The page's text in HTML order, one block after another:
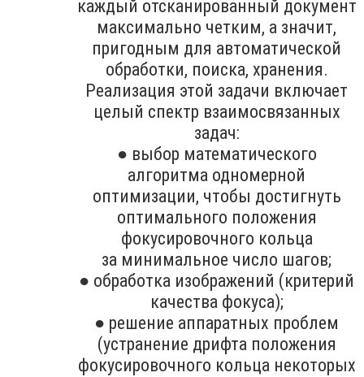
каждый отсканированный документ
максимально четким, а значит,
пригодным для автоматической
обработки, поиска, хранения.
Реализация этой задачи включает
целый спектр взаимосвязанных
задач:
● выбор математического
алгоритма одномерной
оптимизации, чтобы достигнуть
оптимального положения
фокусировочного кольца
за минимальное число шагов;
● обработка изображений (критерий
качества фокуса);
● решение аппаратных проблем
(устранение дрифта положения
фокусировочного кольца некоторых